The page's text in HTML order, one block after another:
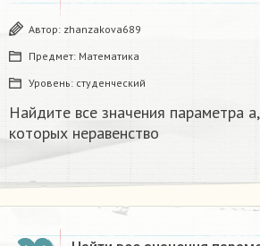
Автор: zhanzakova689
Предмет: Математика
Уровень: студенческий
Найдите все значения параметра
которых неравенство